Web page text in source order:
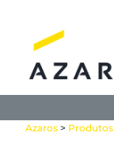
content
Azaros > Produtos